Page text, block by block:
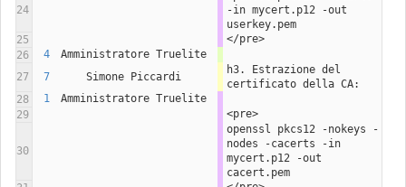
24
-in mycert.p12 -out
userkey.pem
25
</pre>
26
4
Amministratore Truelite
27
7 Simone Piccardi
h3. Estrazione del
certificato della CA:
28
1
Amministratore Truelite
29
<pre>
30
openssl pkcs12 -nokeys -
nodes -cacerts -in
mycert.p12 -out
cacert.pem